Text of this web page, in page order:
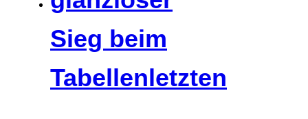
Sieg beim
Tabellenletzten